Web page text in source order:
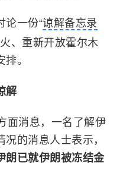
论一份“谅解备忘录
、重新开放霍尔木
。
解
面消息，一名了解伊
的消息人士表示，
朗已就伊朗被冻结金